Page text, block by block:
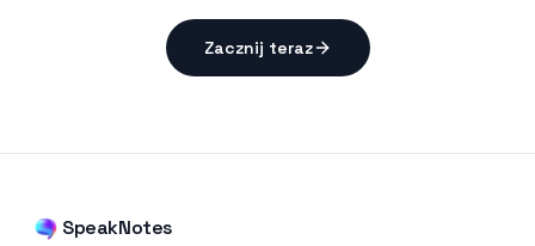
Zacznij teraz
SpeakNotes